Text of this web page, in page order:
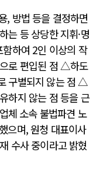
, 방법 등을 결정하면
는 등 상당한 지휘·명
하여 2인 이상의 작
로 편입된 점 △하도
구별되지 않는 점 △
하지 않는 점 등을 근
체 소속 불법파견 노
으며, 원청 대표이사
수사 중이라고 밝혔